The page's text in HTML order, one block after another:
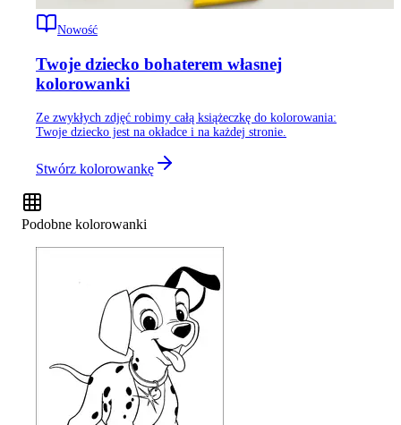
Nowość
Twoje dziecko bohaterem własnej
kolorowanki
Ze zwykłych zdjęć robimy całą książeczkę do kolorowania:
Twoje dziecko jest na okładce i na każdej stronie.
Stwórz kolorowankę
Podobne kolorowanki